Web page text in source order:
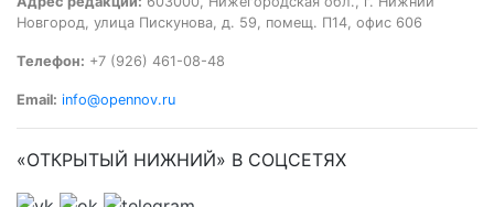
Новгород, улица Пискунова, д. 59, помещ. П14, офис 606
Телефон: +7 (926) 461-08-48
Email: info@opennov.ru
«ОТКРЫТЫЙ НИЖНИЙ» В СОЦСЕТЯХ